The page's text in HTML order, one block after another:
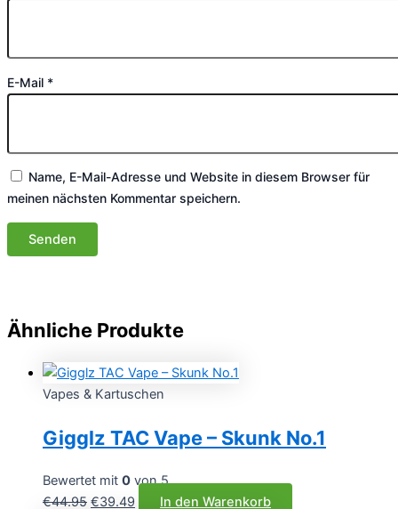
E-Mail *
Name, E-Mail-Adresse und Website in diesem Browser für
meinen nächsten Kommentar speichern.
Ähnliche Produkte
Vapes & Kartuschen
Gigglz TAC Vape – Skunk No.1
Bewertet mit 0 von 5
€44.95 Ursprünglicher
€39.49AktuellerIn den Warenkorb